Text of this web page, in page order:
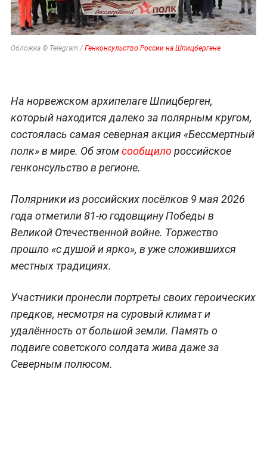
Обложка © Telegram /Генконсульство России на Шпицбергене
На норвежском архипелаге Шпицберген,
который находится далеко за полярным кругом,
состоялась самая северная акция «Бессмертный
полк» в мире. Об этомсообщилороссийское
генконсульство в регионе.
Полярники из российских посёлков 9 мая 2026
года отметили 81-ю годовщину Победы в
Великой Отечественной войне. Торжество
прошло «с душой и ярко», в уже сложившихся
местных традициях.
Участники пронесли портреты своих героических
предков, несмотря на суровый климат и
удалённость от большой земли. Память о
подвиге советского солдата жива даже за
Северным полюсом.